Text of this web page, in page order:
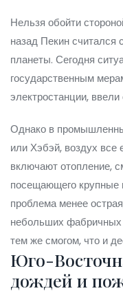
Нельзя обойти
назад Пекин считался
планеты. Сегодня
государственным
электростанции,
Однако в
или Хэбэй, воздух все
включают отопление,
посещающего крупные
проблема менее
небольших фабричных
тем же смогом, что и
Юго-
дождей и